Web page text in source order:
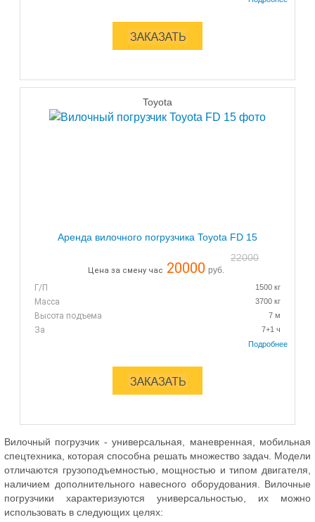
Toyota
Аренда вилочного погрузчика Toyota FD 15
22000
Цена за смену час 20000 руб.
Г/П
1500 кг
Масса 3700 кг
Высота подъема 7 м
За 7+1 ч
Вилочный погрузчик - универсальная, маневренная, мобильная
спецтехника, которая способна решать множество задач. Модели
отличаются грузоподъемностью, мощностью и типом двигателя,
наличием дополнительного навесного оборудования. Вилочные
погрузчики характеризуются универсальностью, их можно
использовать в следующих целях: